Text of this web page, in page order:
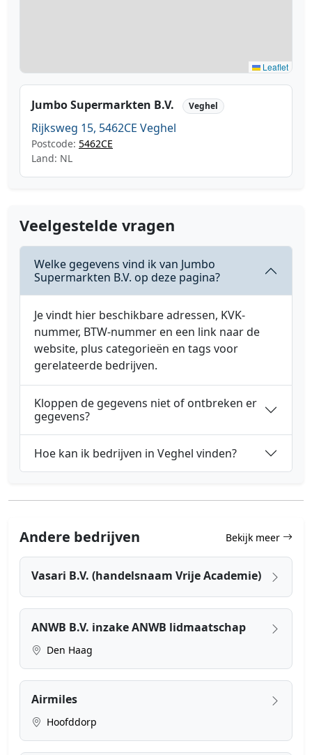
Leaflet
Jumbo Supermarkten B.V. Veghel
Rijksweg 15, 5462CE Veghel
Postcode: 5462CE
Land: NL
Veelgestelde vragen
Welke gegevens vind ik van Jumbo
Supermarkten B.V. op deze pagina?
Je vindt hier beschikbare adressen, KVK-
nummer, BTW-nummer en een link naar de
website, plus categorieën en tags voor
gerelateerde bedrijven.
Kloppen de gegevens niet of ontbreken er
gegevens?
Hoe kan ik bedrijven in Veghel vinden?
Andere bedrijven Bekijk meer
Vasari B.V. (handelsnaam Vrije Academie)
ANWB B.V. inzake ANWB lidmaatschap
Den Haag
Airmiles
Hoofddorp